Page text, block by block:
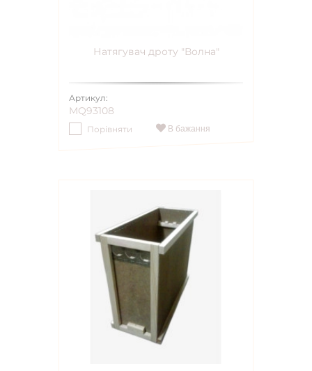
Натягувач дроту "Волна"
Артикул:
MQ93108
Порівняти В бажання